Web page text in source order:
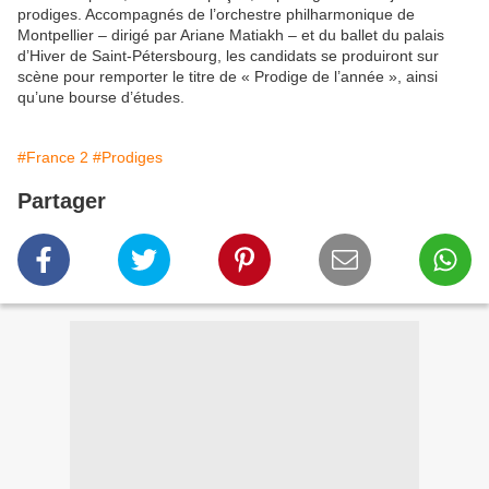
prodiges. Accompagnés de l’orchestre philharmonique de
Montpellier – dirigé par Ariane Matiakh – et du ballet du palais
d’Hiver de Saint-Pétersbourg, les candidats se produiront sur
scène pour remporter le titre de « Prodige de l’année », ainsi
qu’une bourse d’études.
#France 2 #Prodiges
Partager